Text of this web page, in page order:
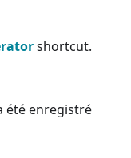
shortcut.
été enregistré